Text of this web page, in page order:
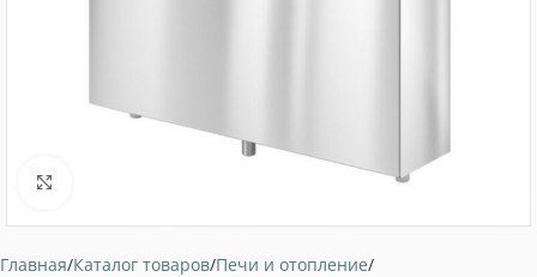
Главная Каталог товаров Печи и отопление